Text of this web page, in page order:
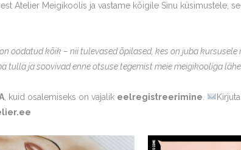
Atelier Meigikoolis ja vastame kõigile Sinu küsimustele,
oodatud kõik – nii tulevased õpilased, kes on juba kursusele
tulla ja soovivad enne otsuse tegemist meie meigikooliga
, kuid osalemiseks on vajalik eelregistreerimine